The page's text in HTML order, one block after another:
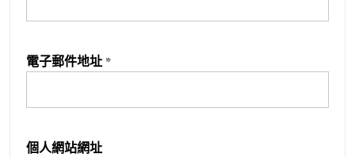
電子郵件地址 *
個人網站網址